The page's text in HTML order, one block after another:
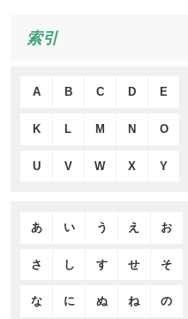
索引
A B C D E
K L M N O
U V W X Y
あ い う え お
さ し す せ そ
な に ぬ ね の